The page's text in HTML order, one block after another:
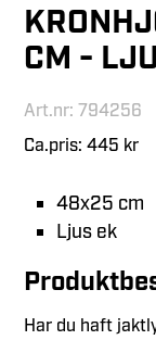
CM -
Art.nr: 794256
Ca.pris: 445 kr
48x25 cm
Ljus ek
Har du haft